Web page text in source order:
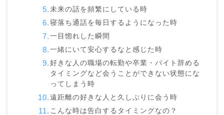
未来の話を頻繁にしている時
寝落ち通話を毎日するようになった時
一目惚れした瞬間
一緒にいて安心するなと感じた時
好きな人の職場の転勤や卒業・バイト辞める
タイミングなど会うことができない状態にな
ってしまう時
遠距離の好きな人と久しぶりに会う時
こんな時は告白するタイミングなの？